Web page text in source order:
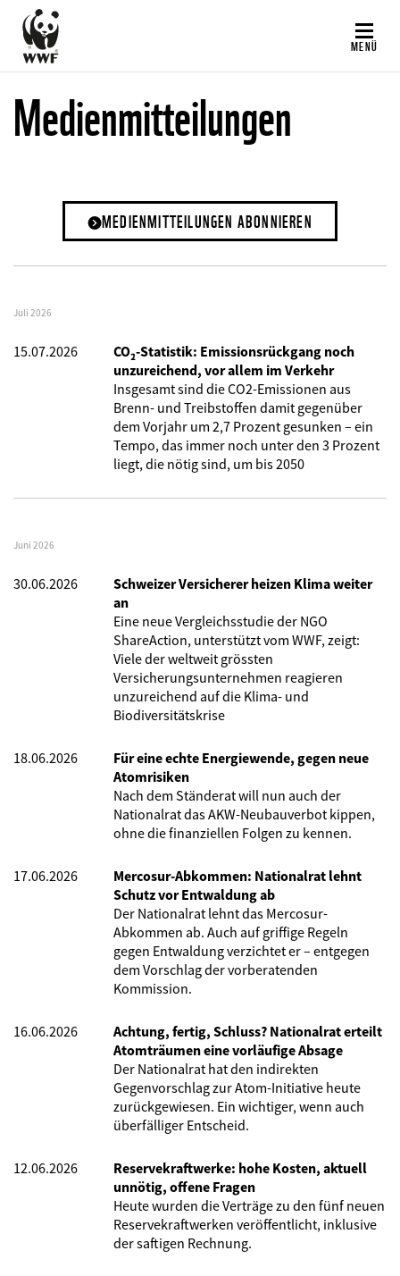
Direkt
zum
Inhalt
MENÜ
Medienmitteilungen
MEDIENMITTEILUNGEN ABONNIEREN
Juli 2026
15.07.2026
CO₂-Statistik: Emissionsrückgang noch
unzureichend, vor allem im Verkehr
Insgesamt sind die CO2-Emissionen aus
Brenn- und Treibstoffen damit gegenüber
dem Vorjahr um 2,7 Prozent gesunken – ein
Tempo, das immer noch unter den 3 Prozent
liegt, die nötig sind, um bis 2050
Juni 2026
30.06.2026
Schweizer Versicherer heizen Klima weiter
an
Eine neue Vergleichsstudie der NGO
ShareAction, unterstützt vom WWF, zeigt:
Viele der weltweit grössten
Versicherungsunternehmen reagieren
unzureichend auf die Klima- und
Biodiversitätskrise
18.06.2026
Für eine echte Energiewende, gegen neue
Atomrisiken
Nach dem Ständerat will nun auch der
Nationalrat das AKW-Neubauverbot kippen,
ohne die finanziellen Folgen zu kennen.
17.06.2026
Mercosur-Abkommen: Nationalrat lehnt
Schutz vor Entwaldung ab
Der Nationalrat lehnt das Mercosur-
Abkommen ab. Auch auf griffige Regeln
gegen Entwaldung verzichtet er – entgegen
dem Vorschlag der vorberatenden
Kommission.
16.06.2026
Achtung, fertig, Schluss? Nationalrat erteilt
Atomträumen eine vorläufige Absage
Der Nationalrat hat den indirekten
Gegenvorschlag zur Atom-Initiative heute
zurückgewiesen. Ein wichtiger, wenn auch
überfälliger Entscheid.
12.06.2026
Reservekraftwerke: hohe Kosten, aktuell
unnötig, offene Fragen
Heute wurden die Verträge zu den fünf neuen
Reservekraftwerken veröffentlicht, inklusive
der saftigen Rechnung.